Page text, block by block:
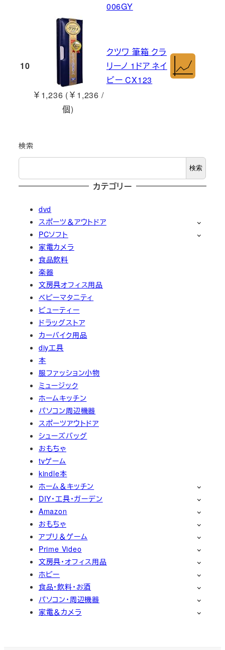
006GY
10
￥1,236 (￥1,236 /
個)
クツワ 筆箱 クラ
リーノ 1ドア ネイ
ビー CX123
検索
検索
カテゴリー
dvd
スポーツ＆アウトドア
PCソフト
家電カメラ
食品飲料
楽器
文房具オフィス用品
ベビーマタニティ
ビューティー
ドラッグストア
カーバイク用品
diy工具
本
服ファッション小物
ミュージック
ホームキッチン
パソコン周辺機器
スポーツアウトドア
シューズバッグ
おもちゃ
tvゲーム
kindle本
ホーム＆キッチン
DIY・工具・ガーデン
Amazon
おもちゃ
アプリ＆ゲーム
Prime Video
文房具・オフィス用品
ホビー
食品・飲料・お酒
パソコン・周辺機器
家電＆カメラ